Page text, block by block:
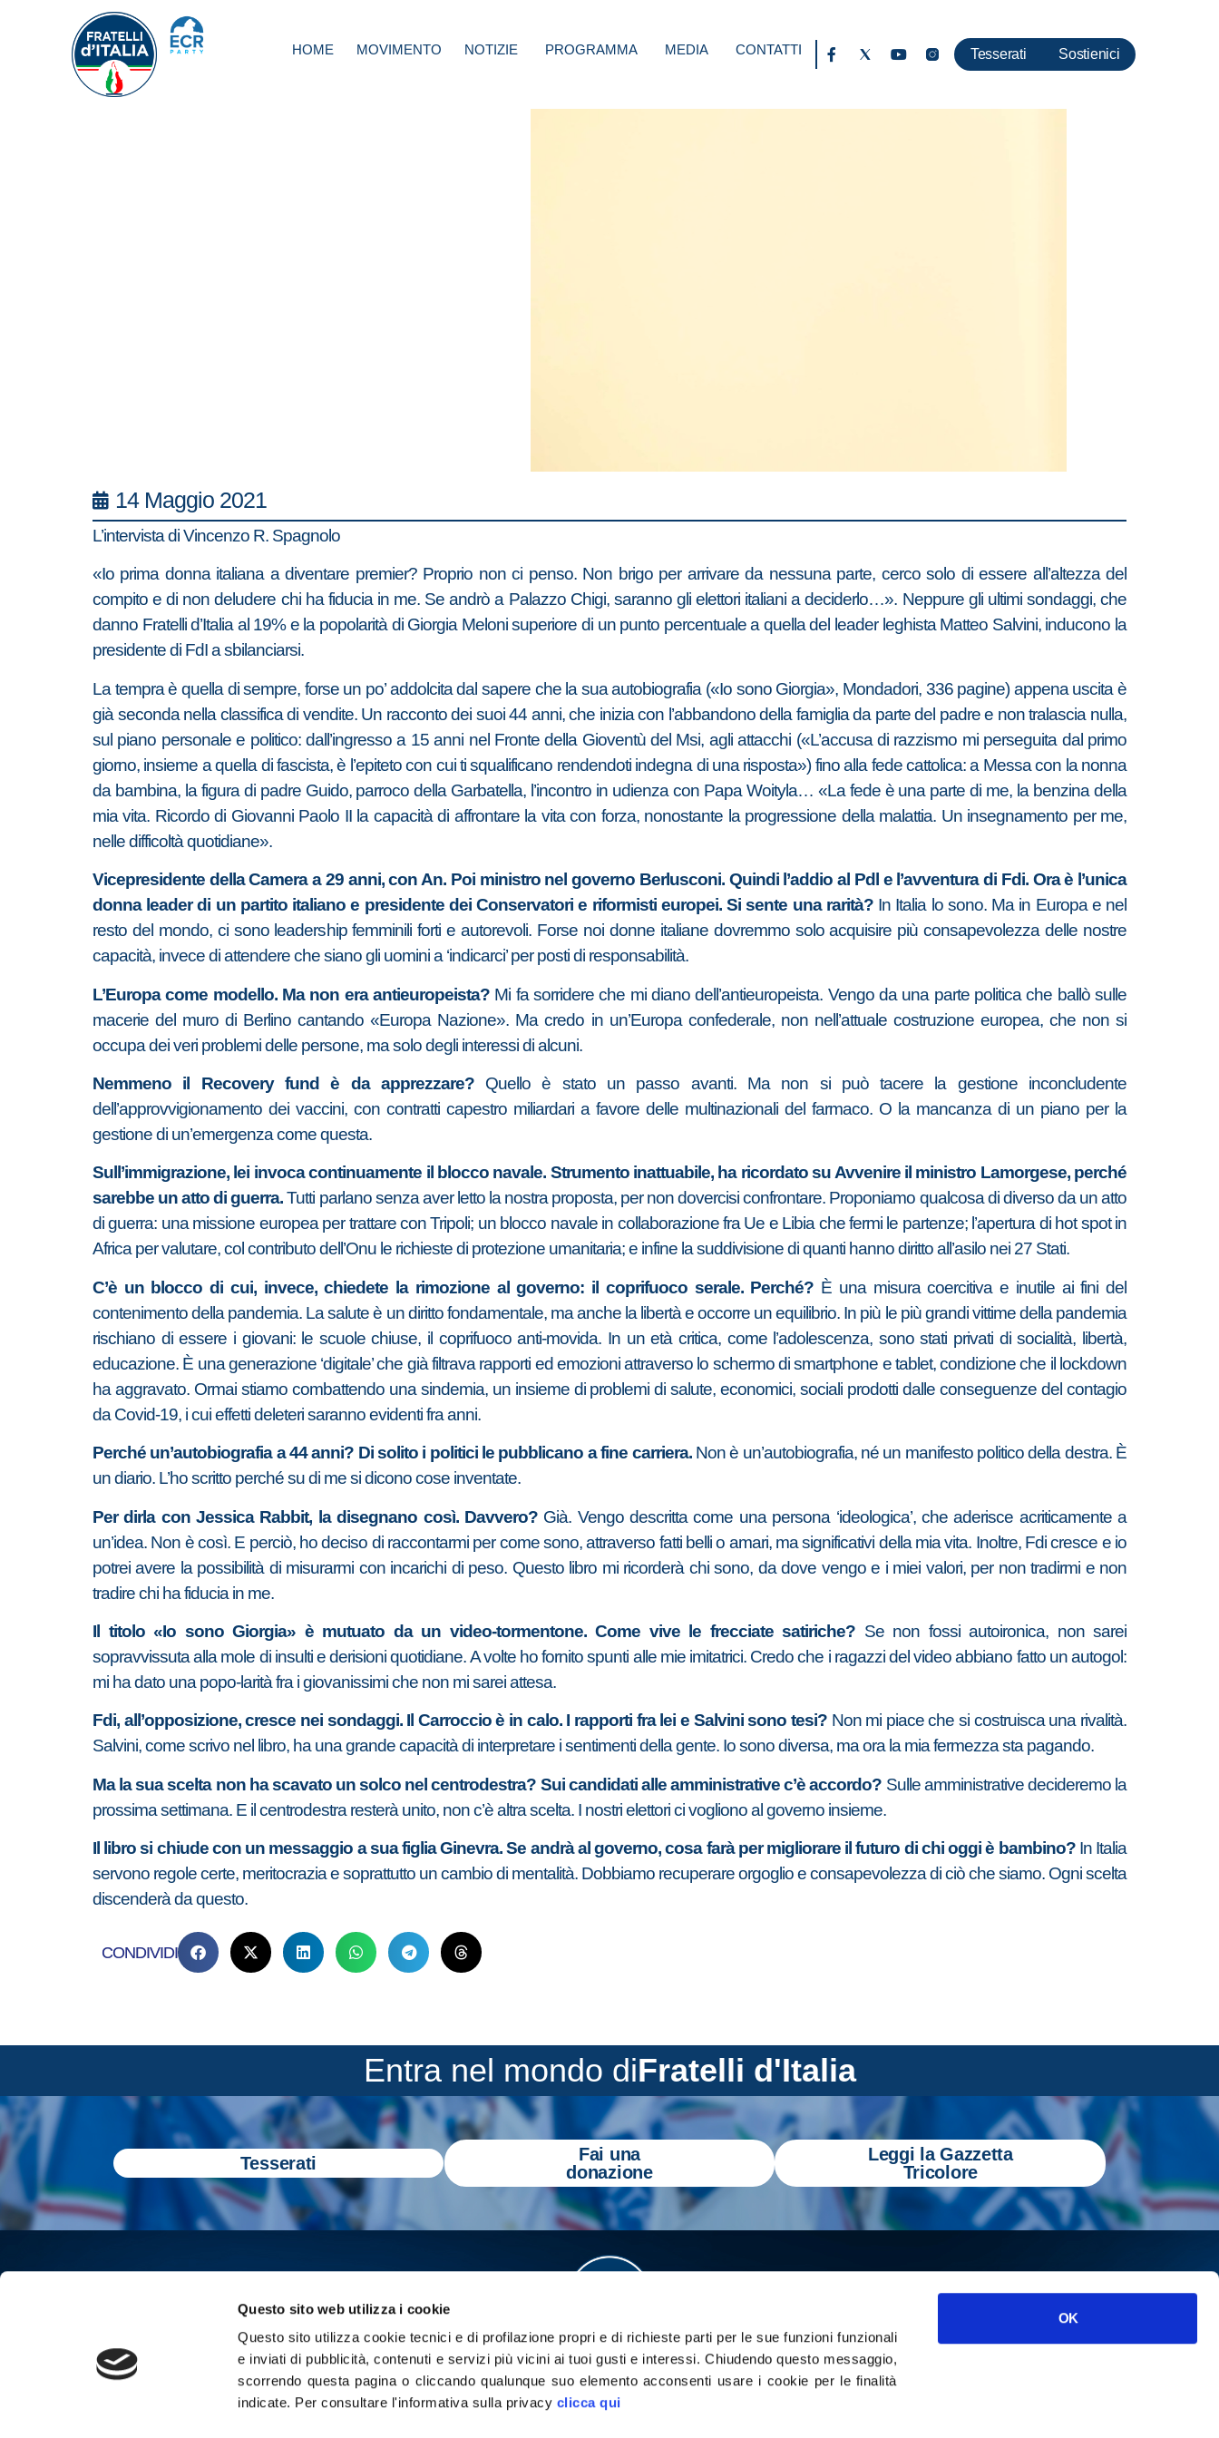
Questo sito web utilizza i cookie
Questo sito utilizza cookie tecnici e di profilazione propri e di richieste parti per le sue funzioni funzionali
e inviati di pubblicità, contenuti e servizi più vicini ai tuoi gusti e interessi.Chiudendo questo messaggio,
scorrendo questa pagina o cliccando qualunque suo elemento acconsenti usare i cookie per le finalità
indicate. Per consultare l'informativa sulla privacy clicca qui
OK
HOME MOVIMENTO NOTIZIE PROGRAMMA MEDIA CONTATTI Tesserati Sostienici
14 Maggio 2021
L’intervista di Vincenzo R. Spagnolo
«Io prima donna italiana a diventare premier? Proprio non ci penso. Non brigo per arrivare da nessuna parte, cerco solo di essere all’altezza del
compito e di non deludere chi ha fiducia in me. Se andrò a Palazzo Chigi, saranno gli elettori italiani a deciderlo…». Neppure gli ultimi sondaggi, che
danno Fratelli d’Italia al 19% e la popolarità di Giorgia Meloni superiore di un punto percentuale a quella del leader leghista Matteo Salvini, inducono la
presidente di FdI a sbilanciarsi.
La tempra è quella di sempre, forse un po’ addolcita dal sapere che la sua autobiografia («Io sono Giorgia», Mondadori, 336 pagine) appena uscita è
già seconda nella classifica di vendite. Un racconto dei suoi 44 anni, che inizia con l’abbandono della famiglia da parte del padre e non tralascia nulla,
sul piano personale e politico: dall’ingresso a 15 anni nel Fronte della Gioventù del Msi, agli attacchi («L’accusa di razzismo mi perseguita dal primo
giorno, insieme a quella di fascista, è l’epiteto con cui ti squalificano rendendoti indegna di una risposta») fino alla fede cattolica: a Messa con la nonna
da bambina, la figura di padre Guido, parroco della Garbatella, l’incontro in udienza con Papa Woityla… «La fede è una parte di me, la benzina della
mia vita. Ricordo di Giovanni Paolo II la capacità di affrontare la vita con forza, nonostante la progressione della malattia. Un insegnamento per me,
nelle difficoltà quotidiane».
Vicepresidente della Camera a 29 anni, con An. Poi ministro nel governo Berlusconi. Quindi l’addio al Pdl e l’avventura di Fdi. Ora è l’unica
donna leader di un partito italiano e presidente dei Conservatori e riformisti europei. Si sente una rarità? In Italia lo sono. Ma in Europa e nel
resto del mondo, ci sono leadership femminili forti e autorevoli. Forse noi donne italiane dovremmo solo acquisire più consapevolezza delle nostre
capacità, invece di attendere che siano gli uomini a ‘indicarci’ per posti di responsabilità.
L’Europa come modello. Ma non era antieuropeista? Mi fa sorridere che mi diano dell’antieuropeista. Vengo da una parte politica che ballò sulle
macerie del muro di Berlino cantando «Europa Nazione». Ma credo in un’Europa confederale, non nell’attuale costruzione europea, che non si
occupa dei veri problemi delle persone, ma solo degli interessi di alcuni.
Nemmeno il Recovery fund è da apprezzare?Quello è stato un passo avanti. Ma non si può tacere la gestione inconcludente
dell’approvvigionamento dei vaccini, con contratti capestro miliardari a favore delle multinazionali del farmaco. O la mancanza di un piano per la
gestione di un’emergenza come questa.
Sull’immigrazione, lei invoca continuamente il blocco navale. Strumento inattuabile, ha ricordato su Avvenire il ministro Lamorgese, perché
sarebbe un atto di guerra.Tutti parlano senza aver letto la nostra proposta, per non dovercisi confrontare. Proponiamo qualcosa di diverso da un atto
di guerra: una missione europea per trattare con Tripoli; un blocco navale in collaborazione fra Ue e Libia che fermi le partenze; l’apertura di hot spot in
Africa per valutare, col contributo dell’Onu le richieste di protezione umanitaria; e infine la suddivisione di quanti hanno diritto all’asilo nei 27 Stati.
C’è un blocco di cui, invece, chiedete la rimozione al governo: il coprifuoco serale. Perché? È una misura coercitiva e inutile ai fini del
contenimento della pandemia. La salute è un diritto fondamentale, ma anche la libertà e occorre un equilibrio. In più le più grandi vittime della pandemia
rischiano di essere i giovani: le scuole chiuse, il coprifuoco anti-movida. In un età critica, come l’adolescenza, sono stati privati di socialità, libertà,
educazione. È una generazione ‘digitale’ che già filtrava rapporti ed emozioni attraverso lo schermo di smartphone e tablet, condizione che il lockdown
ha aggravato. Ormai stiamo combattendo una sindemia, un insieme di problemi di salute, economici, sociali prodotti dalle conseguenze del contagio
da Covid-19, i cui effetti deleteri saranno evidenti fra anni.
Perché un’autobiografia a 44 anni? Di solito i politici le pubblicano a fine carriera. Non è un’autobiografia, né un manifesto politico della destra. È
un diario. L’ho scritto perché su di me si dicono cose inventate.
Per dirla con Jessica Rabbit, la disegnano così. Davvero?Già. Vengo descritta come una persona ‘ideologica’, che aderisce acriticamente a
un’idea. Non è così. E perciò, ho deciso di raccontarmi per come sono, attraverso fatti belli o amari, ma significativi della mia vita. Inoltre, Fdi cresce e io
potrei avere la possibilità di misurarmi con incarichi di peso. Questo libro mi ricorderà chi sono, da dove vengo e i miei valori, per non tradirmi e non
tradire chi ha fiducia in me.
Il titolo «Io sono Giorgia» è mutuato da un video-tormentone. Come vive le frecciate satiriche? Se non fossi autoironica, non sarei
sopravvissuta alla mole di insulti e derisioni quotidiane. A volte ho fornito spunti alle mie imitatrici. Credo che i ragazzi del video abbiano fatto un autogol:
mi ha dato una popo-larità fra i giovanissimi che non mi sarei attesa.
Fdi, all’opposizione, cresce nei sondaggi. Il Carroccio è in calo. I rapporti fra lei e Salvini sono tesi?Non mi piace che si costruisca una rivalità.
Salvini, come scrivo nel libro, ha una grande capacità di interpretare i sentimenti della gente. Io sono diversa, ma ora la mia fermezza sta pagando.
Ma la sua scelta non ha scavato un solco nel centrodestra? Sui candidati alle amministrative c’è accordo? Sulle amministrative decideremo la
prossima settimana. E il centrodestra resterà unito, non c’è altra scelta. I nostri elettori ci vogliono al governo insieme.
Il libro si chiude con un messaggio a sua figlia Ginevra. Se andrà al governo, cosa farà per migliorare il futuro di chi oggi è bambino?In Italia
servono regole certe, meritocrazia e soprattutto un cambio di mentalità. Dobbiamo recuperare orgoglio e consapevolezza di ciò che siamo. Ogni scelta
discenderà da questo.
CONDIVIDI
Entra nel mondo diFratelli d'Italia
Tesserati
Fai una
donazione
Leggi la Gazzetta
Tricolore
Gazzetta Tricolore per tenerti aggiornato